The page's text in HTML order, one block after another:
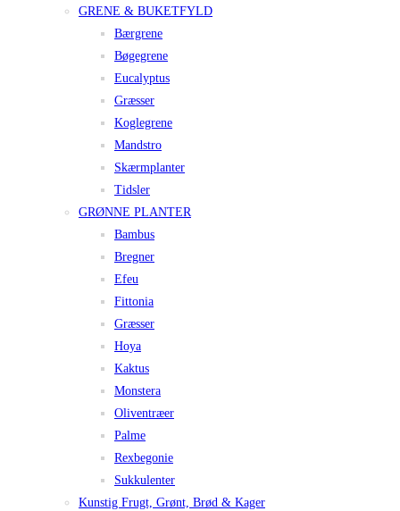
GRENE & BUKETFYLD
Bærgrene
Bøgegrene
Eucalyptus
Græsser
Koglegrene
Mandstro
Skærmplanter
Tidsler
GRØNNE PLANTER
Bambus
Bregner
Efeu
Fittonia
Græsser
Hoya
Kaktus
Monstera
Oliventræer
Palme
Rexbegonie
Sukkulenter
Kunstig Frugt, Grønt, Brød & Kager